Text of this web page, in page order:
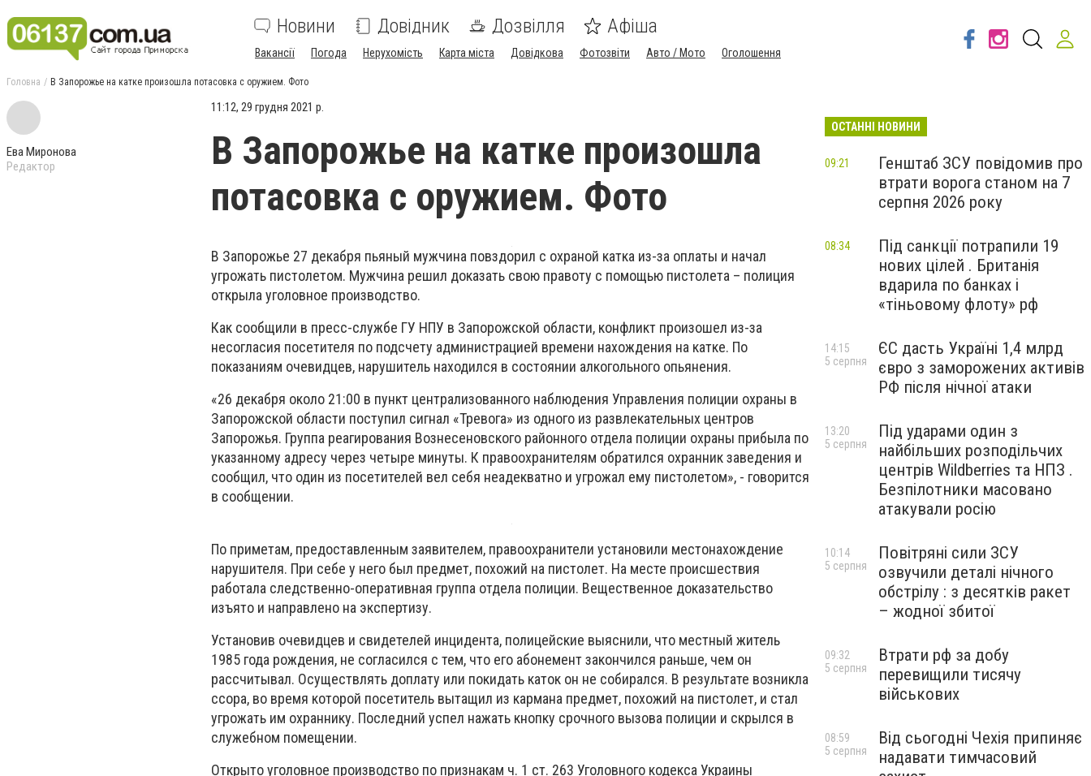
Новини Довідник Дозвілля Афіша
Вакансії Погода Нерухомість Карта міста Довідкова Фотозвіти Авто / Мото Оголошення
Головна В Запорожье на катке произошла потасовка с оружием. Фото
Ева Миронова
Редактор
11:12, 29 грудня 2021 р.
В Запорожье на катке произошла
потасовка с оружием. Фото
В Запорожье 27 декабря пьяный мужчина повздорил с охраной катка из-за оплаты и начал
угрожать пистолетом. Мужчина решил доказать свою правоту с помощью пистолета – полиция
открыла уголовное производство.
Как сообщили в пресс-службе ГУ НПУ в Запорожской области, конфликт произошел из-за
несогласия посетителя по подсчету администрацией времени нахождения на катке. По
показаниям очевидцев, нарушитель находился в состоянии алкогольного опьянения.
«26 декабря около 21:00 в пункт централизованного наблюдения Управления полиции охраны в
Запорожской области поступил сигнал «Тревога» из одного из развлекательных центров
Запорожья. Группа реагирования Вознесеновского районного отдела полиции охраны прибыла по
указанному адресу через четыре минуты. К правоохранителям обратился охранник заведения и
сообщил, что один из посетителей вел себя неадекватно и угрожал ему пистолетом», - говорится
в сообщении.
По приметам, предоставленным заявителем, правоохранители установили местонахождение
нарушителя. При себе у него был предмет, похожий на пистолет. На месте происшествия
работала следственно-оперативная группа отдела полиции. Вещественное доказательство
изъято и направлено на экспертизу.
Установив очевидцев и свидетелей инцидента, полицейские выяснили, что местный житель
1985 года рождения, не согласился с тем, что его абонемент закончился раньше, чем он
рассчитывал. Осуществлять доплату или покидать каток он не собирался. В результате возникла
ссора, во время которой посетитель вытащил из кармана предмет, похожий на пистолет, и стал
угрожать им охраннику. Последний успел нажать кнопку срочного вызова полиции и скрылся в
служебном помещении.
Открыто уголовное производство по признакам ч. 1 ст. 263 Уголовного кодекса Украины
ОСТАННІ НОВИНИ
Генштаб ЗСУ повідомив про
втрати ворога станом на 7
серпня 2026 року
09:21
Під санкції потрапили 19
нових цілей . Британія
вдарила по банках і
«тіньовому флоту» рф
08:34
ЄС дасть Україні 1,4 млрд
євро з заморожених активів
РФ після нічної атаки
14:15
5 серпня
Під ударами один з
найбільших розподільчих
центрів Wildberries та НПЗ .
Безпілотники масовано
атакували росію
13:20
5 серпня
Повітряні сили ЗСУ
озвучили деталі нічного
обстрілу : з десятків ракет
– жодної збитої
10:14
5 серпня
Втрати рф за добу
перевищили тисячу
військових
09:32
5 серпня
Від сьогодні Чехія припиняє
надавати тимчасовий
08:59
5 серпня